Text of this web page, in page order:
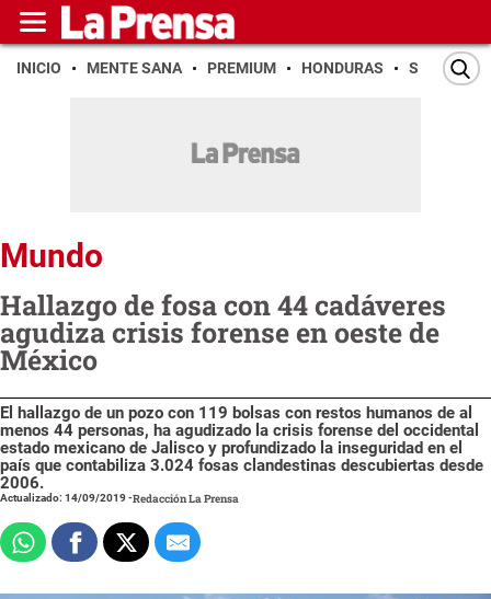
INICIO MENTE SANA PREMIUM HONDURAS SAN PEDRO
Mundo
Hallazgo de fosa con 44 cadáveres
agudiza crisis forense en oeste de
México
El hallazgo de un pozo con 119 bolsas con restos humanos de al
menos 44 personas, ha agudizado la crisis forense del occidental
estado mexicano de Jalisco y profundizado la inseguridad en el
país que contabiliza 3.024 fosas clandestinas descubiertas desde
2006.
Actualizado: 14/09/2019-Redacción La Prensa